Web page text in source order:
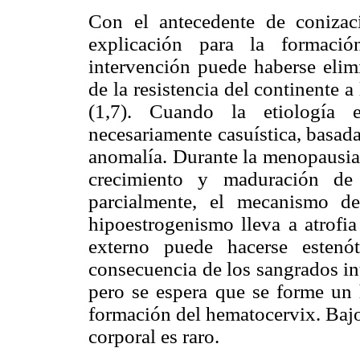
Con el antecedente de
explicación para la
intervención puede haberse
de la resistencia del continente
(1,7). Cuando la etiología
necesariamente casuística,
anomalía. Durante la
crecimiento y maduración
parcialmente, el mecanismo
hipoestrogenismo lleva a
externo puede hacerse
consecuencia de los sangrados
pero se espera que se forme
formación del hematocervix.
corporal es raro.